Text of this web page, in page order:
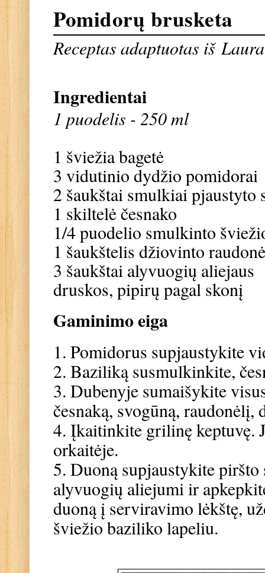
Pomidorų brusketa
Receptas adaptuotas iš
Ingredientai
1 puodelis - 250 ml
1 šviežia bagetė
3 vidutinio dydžio pomidorai
2 šaukštai smulkiai pjaustyto
1 skiltelė česnako
1/4 puodelio smulkinto
1 šaukštelis džiovinto
3 šaukštai alyvuogių aliejaus
druskos, pipirų pagal skonį
Gaminimo eiga
1. Pomidorus supjaustykite
2. Baziliką susmulkinkite,
3. Dubenyje sumaišykite
česnaką, svogūną,
4. Įkaitinkite grilinę keptuvę.
orkaitėje.
5. Duoną supjaustykite
alyvuogių aliejumi ir
duoną į serviravimo lėkštę,
šviežio baziliko lapeliu.